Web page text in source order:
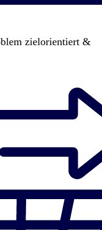
zielorientiert &